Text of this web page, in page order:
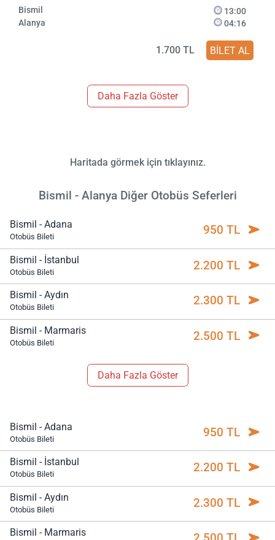
Bismil
Alanya
13:00
04:16
1.700 TL BİLET AL
Daha Fazla Göster
Haritada görmek için tıklayınız.
Bismil - Alanya Diğer Otobüs Seferleri
Bismil - Adana
Otobüs Bileti 950 TL
Bismil - İstanbul
Otobüs Bileti 2.200 TL
Bismil - Aydın
Otobüs Bileti 2.300 TL
Bismil - Marmaris
Otobüs Bileti 2.500 TL
Daha Fazla Göster
Bismil - Adana
Otobüs Bileti 950 TL
Bismil - İstanbul
Otobüs Bileti 2.200 TL
Bismil - Aydın
Otobüs Bileti 2.300 TL
Bismil - Marmaris